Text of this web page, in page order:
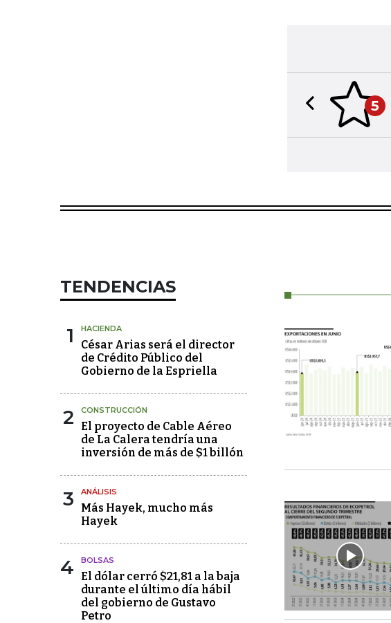
5
Previous slide
TENDENCIAS
1 HACIENDA
César Arias será el director
de Crédito Público del
Gobierno de la Espriella
2 CONSTRUCCIÓN
El proyecto de Cable Aéreo
de La Calera tendría una
inversión de más de $1 billón
3 ANÁLISIS
Más Hayek, mucho más
Hayek
4 BOLSAS
El dólar cerró $21,81 a la baja
durante el último día hábil
del gobierno de Gustavo
Petro